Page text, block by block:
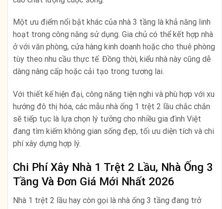
Một ưu điểm nổi bật khác của nhà 3 tầng là khả năng linh
hoạt trong công năng sử dụng. Gia chủ có thể kết hợp nhà
ở với văn phòng, cửa hàng kinh doanh hoặc cho thuê phòng
tùy theo nhu cầu thực tế. Đồng thời, kiểu nhà này cũng dễ
dàng nâng cấp hoặc cải tạo trong tương lai.
Với thiết kế hiện đại, công năng tiện nghi và phù hợp với xu
hướng đô thị hóa, các mẫu nhà ống 1 trệt 2 lầu chắc chắn
sẽ tiếp tục là lựa chọn lý tưởng cho nhiều gia đình Việt
đang tìm kiếm không gian sống đẹp, tối ưu diện tích và chi
phí xây dựng hợp lý.
Chi Phí Xây Nhà 1 Trệt 2 Lầu, Nhà Ống 3
Tầng Và Đơn Giá Mới Nhất 2026
Nhà 1 trệt 2 lầu hay còn gọi là nhà ống 3 tầng đang trở